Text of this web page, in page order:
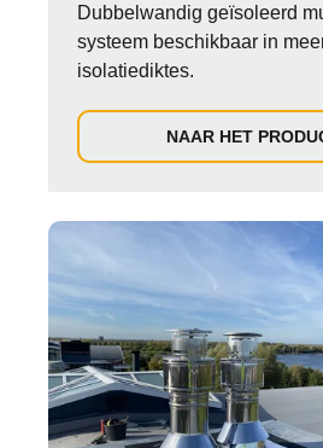
Dubbelwandig geïsoleerd
systeem beschikbaar in
isolatiediktes.
NAAR HET